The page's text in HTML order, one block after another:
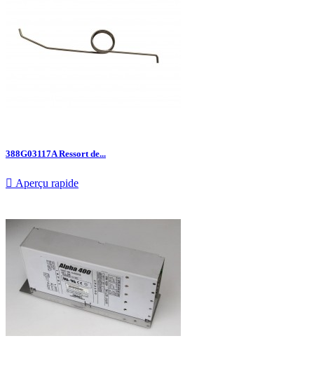
388G03117A Ressort de...
 Aperçu rapide